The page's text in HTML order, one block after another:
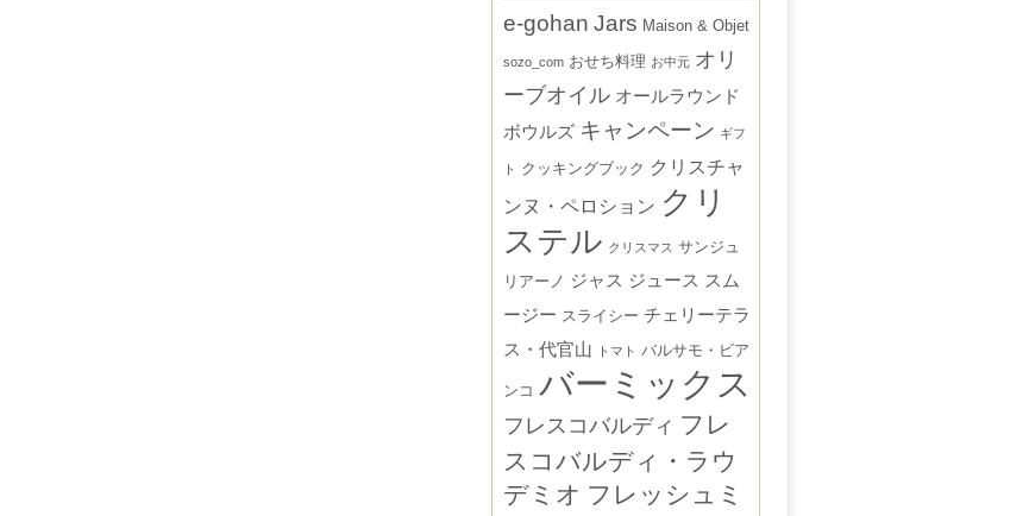
e-gohan Jars Maison & Objet
sozo_com おせち料理 お中元 オリ
ーブオイル オールラウンド
ボウルズ キャンペーン ギフ
ト クッキングブック クリスチャ
ンヌ・ペロション クリ
ステル クリスマス サンジュ
リアーノ ジャス ジュース スム
ージー スライシー チェリーテラ
ス・代官山
トマト バルサモ・ビア
ンコ バーミックス
フレスコバルディ フレ
スコバルディ・ラウ
デミオ フレッシュミ